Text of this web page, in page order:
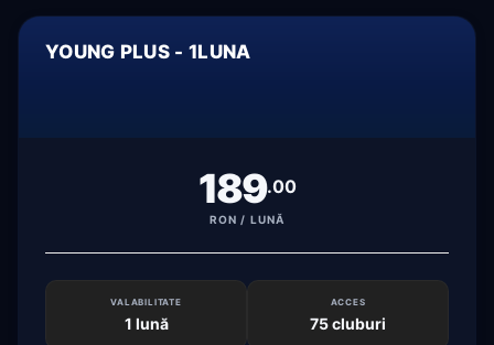
YOUNG PLUS - 1LUNA
189.00
RON / LUNĂ
VALABILITATE
1 lună
ACCES
75 cluburi